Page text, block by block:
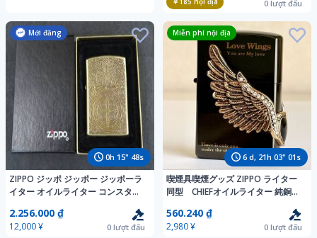
0 lượt đấu
0h 15" 47s
Mới đăng
ZIPPO ジッポ ジッポー ジッポーラ
イター オイルライター コンスタン
2.256.000 ₫
12,000 ¥ 0 lượt đấu
6 d, 21h 03" 00 s
Miễn phí nội địa
喫煙具喫煙グッズ ZIPPO ライター
同型 CHIEFオイルライター 純銅材
ラック色 箱付き
560.240 ₫
2,980 ¥ 0 lượt đấu